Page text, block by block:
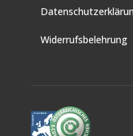
Widerrufsbelehrung